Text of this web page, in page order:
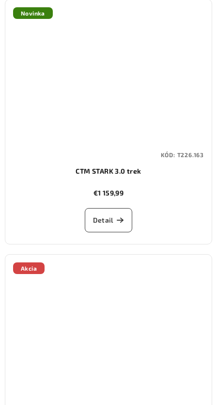
Novinka
CTM STARK 3.0 trek
€1 159,99
Detail
KÓD: T226.163
Akcia